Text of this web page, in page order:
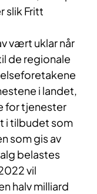
slik Fritt
vært uklar når
de regionale
i landet,
for tjenester
i tilbudet som
som gis av
belastes
vil
halv milliard